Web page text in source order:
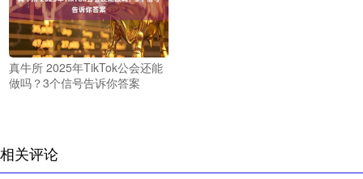
真牛所 2025年TikTok公会还能
做吗？3个信号告诉你答案
相关评论